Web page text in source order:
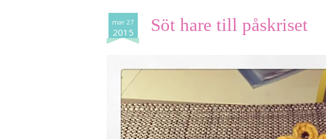
mar 27
2015 Söt hare till påskriset